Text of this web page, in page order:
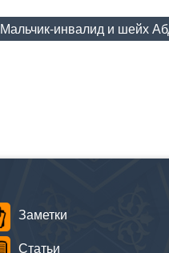
Мальчик-инвалид и шейх
Заметки
Статьи